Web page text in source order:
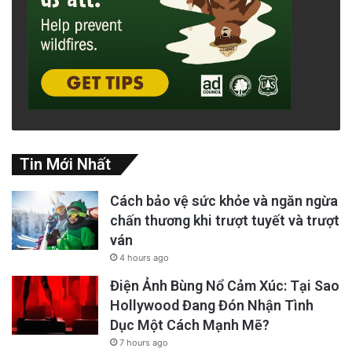
Chó được nuôi và gây giống để bầu bạn, để
lấy lông đem bán là cách làm ăn của tộc
Salish vùng bờ biển British Columbia, phía bắc
châu Mỹ, giống chó cùng tên, the Salish
Tin Mới Nhất
Cách bảo vệ sức khỏe và ngăn ngừa
chấn thương khi trượt tuyết và trượt
ván
4 hours ago
Điện Ảnh Bùng Nổ Cảm Xúc: Tại Sao
Hollywood Đang Đón Nhận Tình
Dục Một Cách Mạnh Mẽ?
7 hours ago